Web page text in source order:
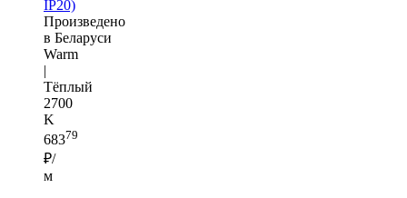
IP20)
Произведено
в Беларуси
Warm
|
Тёплый
2700
K
68379
₽/
м